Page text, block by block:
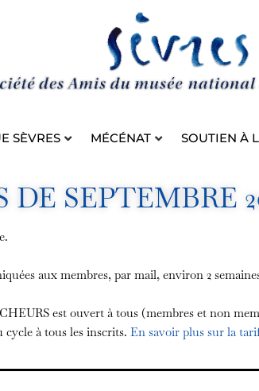
SÈVRES MÉCÉNAT SOUTIEN À
SEPTEMBRE
aux membres, par mail, environ 2
est ouvert à tous (membres et non
cycle à tous les inscrits. En savoir plus sur la